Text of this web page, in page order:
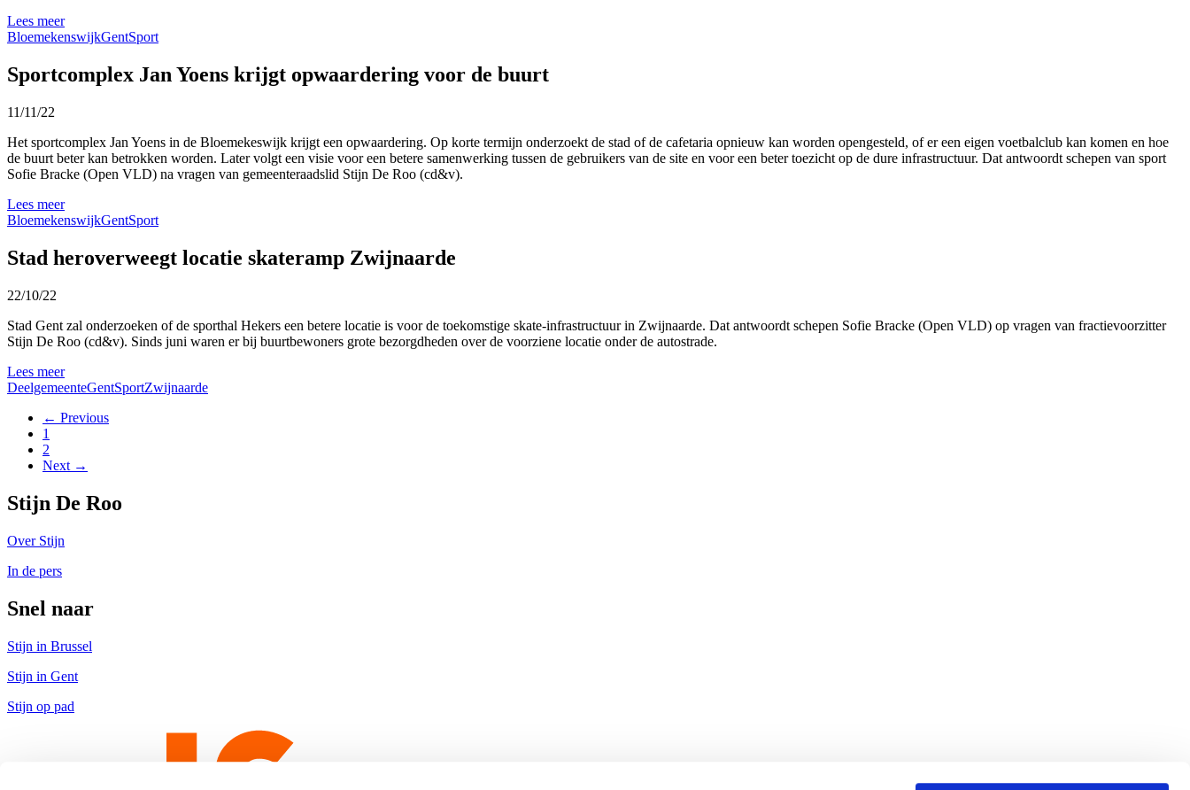
Lees meer
BloemekenswijkGentSport
Sportcomplex Jan Yoens krijgt opwaardering voor de buurt
11/11/22
Het sportcomplex Jan Yoens in de Bloemekeswijk krijgt een opwaardering. Op korte termijn onderzoekt de stad of de cafetaria opnieuw kan worden opengesteld, of er een eigen voetbalclub kan komen en hoe
de buurt beter kan betrokken worden. Later volgt een visie voor een betere samenwerking tussen de gebruikers van de site en voor een beter toezicht op de dure infrastructuur. Dat antwoordt schepen van sport
Sofie Bracke (Open VLD) na vragen van gemeenteraadslid Stijn De Roo (cd&v).
Lees meer
BloemekenswijkGentSport
Stad heroverweegt locatie skateramp Zwijnaarde
22/10/22
Stad Gent zal onderzoeken of de sporthal Hekers een betere locatie is voor de toekomstige skate-infrastructuur in Zwijnaarde. Dat antwoordt schepen Sofie Bracke (Open VLD) op vragen van fractievoorzitter
Stijn De Roo (cd&v). Sinds juni waren er bij buurtbewoners grote bezorgdheden over de voorziene locatie onder de autostrade.
Lees meer
DeelgemeenteGentSportZwijnaarde
← Previous
1
2
Next →
Stijn De Roo
Over Stijn
In de pers
Snel naar
Stijn in Brussel
Stijn in Gent
Stijn op pad